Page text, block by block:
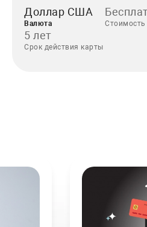
Доллар США
Валюта
5 лет
Срок действия карты